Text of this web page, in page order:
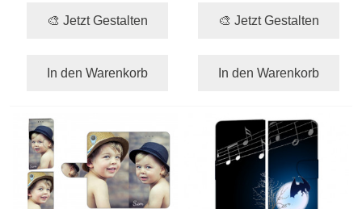
🎨 Jetzt Gestalten
In den Warenkorb
🎨 Jetzt Gestalten
In den Warenkorb